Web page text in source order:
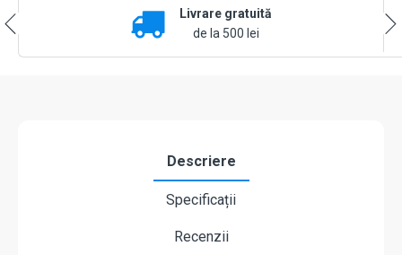
Livrare gratuită
de la 500 lei
Descriere
Specificații
Recenzii